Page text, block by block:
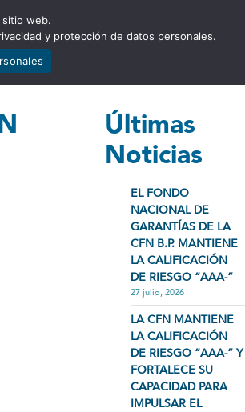
NOTICIAS CONTÁCTENOS
Últimas
Noticias
EL FONDO
NACIONAL DE
GARANTÍAS DE LA
CFN B.P. MANTIENE
LA CALIFICACIÓN
DE RIESGO “AAA-”
27 julio, 2026
LA CFN MANTIENE
LA CALIFICACIÓN
DE RIESGO “AAA-” Y
FORTALECE SU
CAPACIDAD PARA
IMPULSAR EL
sitio web.
y protección de datos personales.